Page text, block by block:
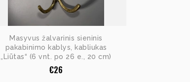
Masyvus žalvarinis sieninis
pakabinimo kablys, kabliukas
„Liūtas“ (6 vnt. po 26 e., 20 cm)
€26